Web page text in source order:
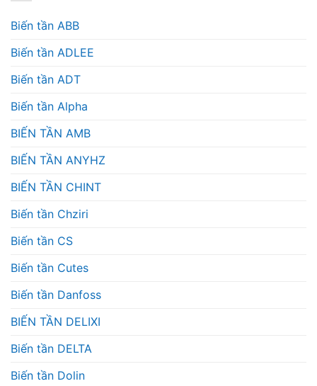
Biến tần ABB
Biến tần ADLEE
Biến tần ADT
Biến tần Alpha
BIẾN TẦN AMB
BIẾN TẦN ANYHZ
BIẾN TẦN CHINT
Biến tần Chziri
Biến tần CS
Biến tần Cutes
Biến tần Danfoss
BIẾN TẦN DELIXI
Biến tần DELTA
Biến tần Dolin